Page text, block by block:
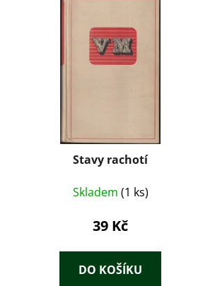
Stavy rachotí
Skladem (1 ks)
39 Kč
DO KOŠÍKU